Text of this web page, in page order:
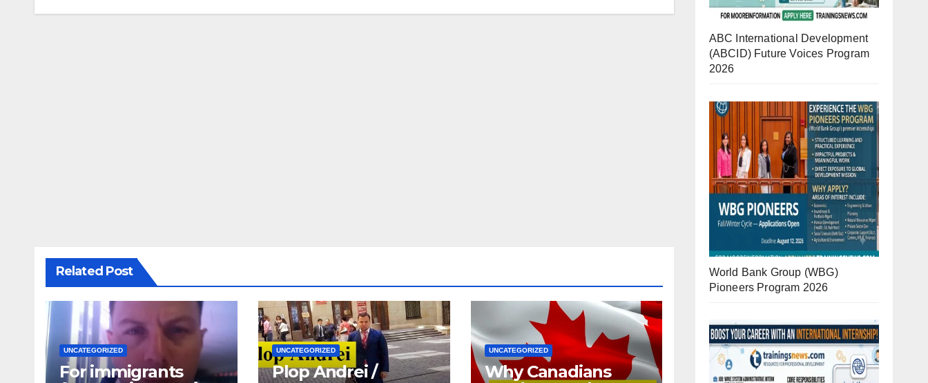
Related Post
UNCATEGORIZED
For immigrants
UNCATEGORIZED
Plop Andrei /
UNCATEGORIZED
Why Canadians
ABC International Development
(ABCID) Future Voices Program
2026
World Bank Group (WBG)
Pioneers Program 2026